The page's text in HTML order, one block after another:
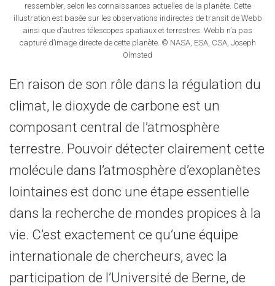
ressembler, selon les connaissances actuelles de la planète. Cette
illustration est basée sur les observations indirectes de transit de Webb
ainsi que d’autres télescopes spatiaux et terrestres. Webb n’a pas
capturé d’image directe de cette planète. © NASA, ESA, CSA, Joseph
Olmsted
En raison de son rôle dans la régulation du
climat, le dioxyde de carbone est un
composant central de l’atmosphère
terrestre. Pouvoir détecter clairement cette
molécule dans l’atmosphère d’exoplanètes
lointaines est donc une étape essentielle
dans la recherche de mondes propices à la
vie. C’est exactement ce qu’une équipe
internationale de chercheurs, avec la
participation de l’Université de Berne, de